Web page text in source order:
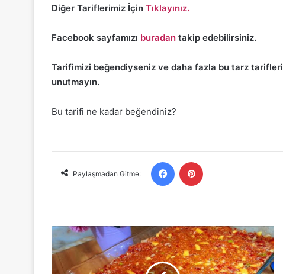
Diğer Tariflerimiz İçin Tıklayınız.
Facebook sayfamızı buradan takip edebilirsiniz.
Tarifimizi beğendiyseniz ve daha fazla bu tarz
unutmayın.
Bu tarifi ne kadar beğendiniz?
Paylaşmadan Gitme:
Facebook
ARAP
TAVA
ON
DAKİKADA